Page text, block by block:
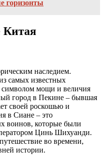
горизонты
Китая
наследием.
самых известных
символом мощи и величия
город в Пекине – бывшая
своей роскошью и
в Сиане – это
воинов, которые были
Цинь Шихуанди.
во времени,
истории.